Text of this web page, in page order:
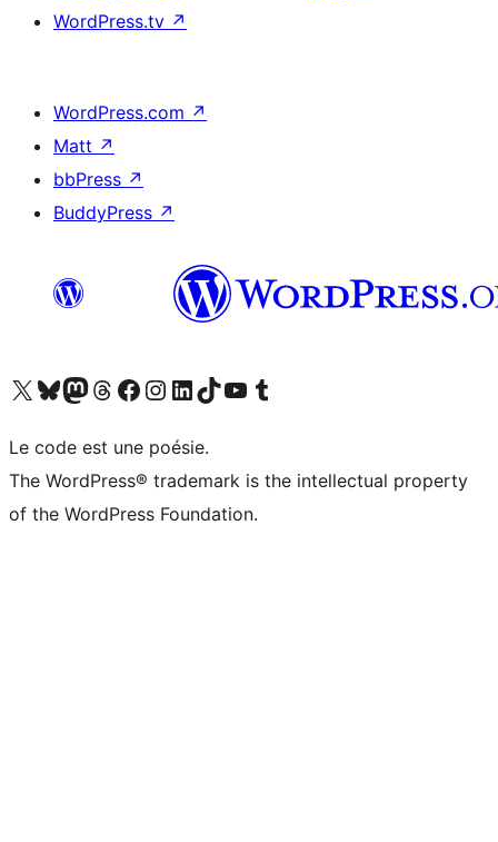
WordPress.tv ↗
WordPress.com ↗
Matt ↗
bbPress ↗
BuddyPress ↗
Visitez notre compte X (précédemment Twitter)
Visiter notre compte Bluesky
Visiter notre compte Mastodon
Visiter notre compte Threads
Consulter notre compte Facebook
Consulter notre compte Instagram
Consulter notre compte LinkedIn
Visiter notre compte TokTok
Visiter notre chaîne YouTube
Visiter notre compte Tumblr
Le code est une poésie.
The WordPress® trademark is the intellectual property
of the WordPress Foundation.